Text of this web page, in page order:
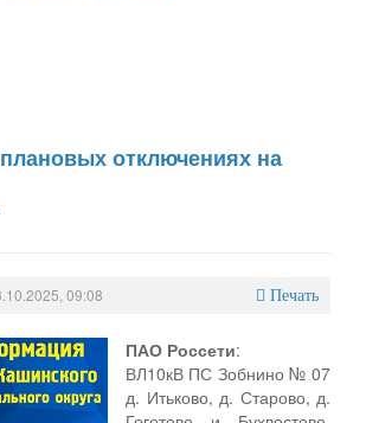
отключениях на
09:08 Печать
ПАО Россети:
ВЛ10кВ ПС Зобнино № 07
д. Итьково, д. Старово, д.